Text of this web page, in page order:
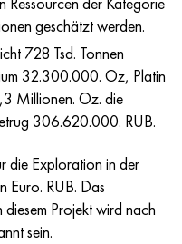
geschätzt werden.
728 Tsd. Tonnen
32.300.000. Oz, Platin
Millionen. Oz. die
306.620.000. RUB.
die Exploration in der
RUB. Das
Projekt wird nach
sein.